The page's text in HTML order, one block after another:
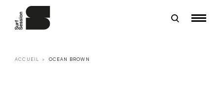
ACCUEIL OCEAN BROWN